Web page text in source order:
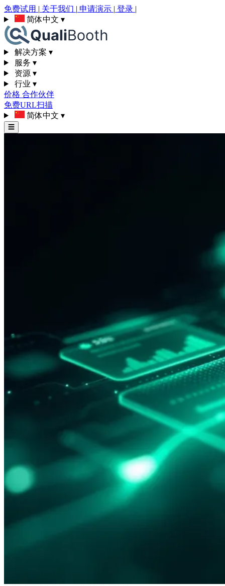
免费试用 | 关于我们 | 申请演示 | 登录 |
简体中文 ▾
解决方案 ▾
服务 ▾
资源 ▾
行业 ▾
价格 合作伙伴
免费URL扫描
简体中文 ▾
☰